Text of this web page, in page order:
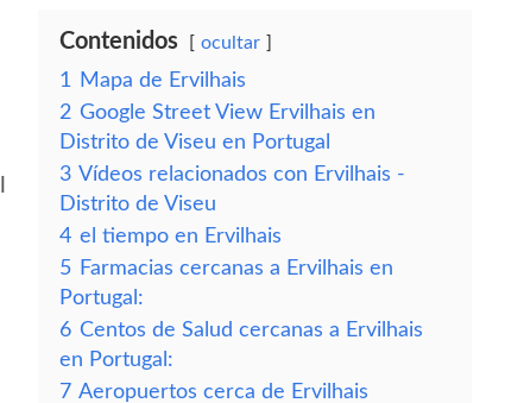
Contenidos ocultar
1
Mapa de Ervilhais
2 Google Street View Ervilhais en
Distrito de Viseu en Portugal
3 Vídeos relacionados con Ervilhais -
Distrito de Viseu
4 el tiempo en Ervilhais
5 Farmacias cercanas a Ervilhais en
Portugal:
6 Centos de Salud cercanas a Ervilhais
en Portugal:
7 Aeropuertos cerca de Ervilhais